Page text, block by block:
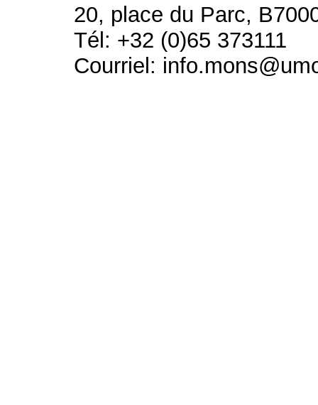
20, place du Parc,
Tél: +32 (0)65 373111
Courriel: